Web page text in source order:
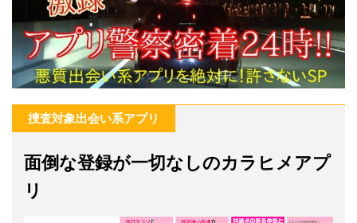
捜査対象出会い系アプリ
面倒な登録が一切なしのカラヒメアプ
リ